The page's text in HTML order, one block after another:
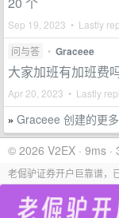
Sep 19, 2023 • Lastly
问与答 • Graceee
大家加班有加班费
Apr 20, 2023 • Lastly
» Graceee 创建的更
© 2026 V2EX · 9ms ·
老倔驴证券开户巨靠谱，